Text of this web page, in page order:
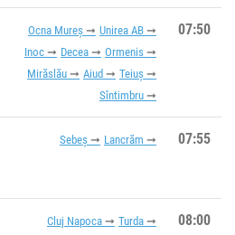
Ocna Mureș
Unirea AB
Inoc
Decea
Ormenis
Mirăslău
Aiud
Teiuș
Sîntimbru
07:50
Sebeș Lancrăm 07:55
Cluj Napoca
Turda
08:00